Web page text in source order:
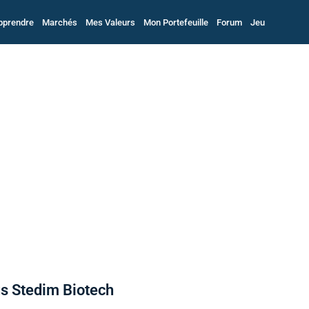
Marchés Mes Valeurs Mon Portefeuille Forum Jeu
Stedim Biotech